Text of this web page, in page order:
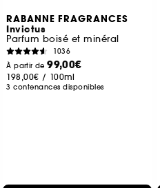
RABANNE FRAGRANCES
Invictus
Parfum boisé et minéral
1036
À partir de99,00€
198,00€ / 100ml
3 contenances disponibles